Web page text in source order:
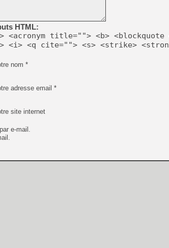
[GK] Oubliez Crazy Taxi,
[LS] [Switch] NSZ 5.0.0
[GK] No More Room in
[GK] Un chatbot Atelier
[GK] Mémoire cash -
[GK] Nvidia : le prix des
[GK] Suikoden Star Leap
[Mo5] La mini borne
HTML:
title=""> <b> <blockquote
<i> <q cite=""> <s> <strike>
nom *
adresse email *
site internet
e-mail.